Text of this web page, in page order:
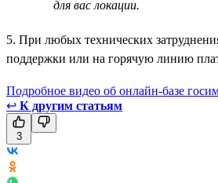
для вас локации.
5. При любых технических
поддержки или на горячую линию
Подробное видео об онлайн-базе
↩ К другим статьям
3